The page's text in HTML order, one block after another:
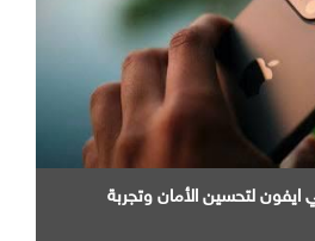
لتحسين الأمان وتجربة